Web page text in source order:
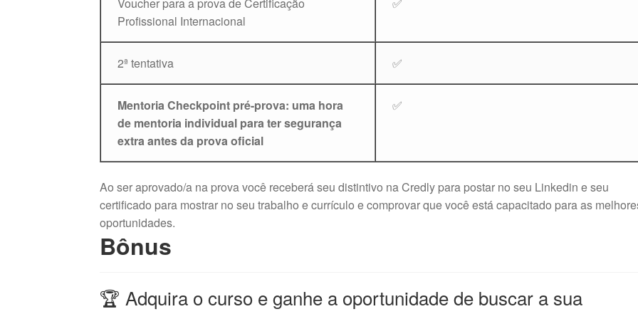
Profissional Internacional
2ª tentativa ✅
Mentoria Checkpoint pré-prova: uma hora
de mentoria individual para ter segurança
extra antes da prova oficial
✅
Ao ser aprovado/a na prova você receberá seu distintivo na Credly para postar no seu Linkedin e seu
certificado para mostrar no seu trabalho e currículo e comprovar que você está capacitado para as
oportunidades.
Bônus
🏆 Adquira o curso e ganhe a oportunidade de buscar a sua